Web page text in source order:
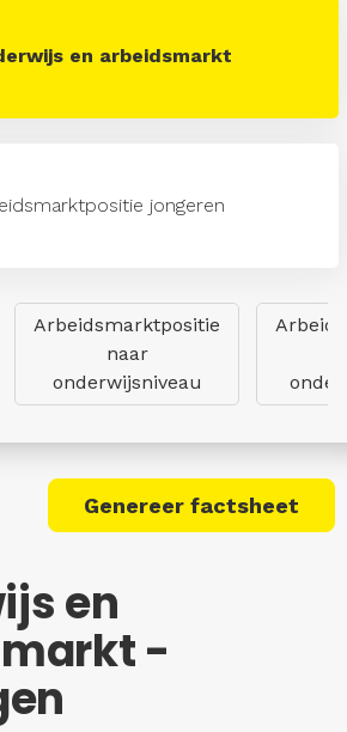
en arbeidsmarkt
jongeren
Arbeidsmarktpositie
naar
onderwijsniveau
Genereer factsheet
en
-